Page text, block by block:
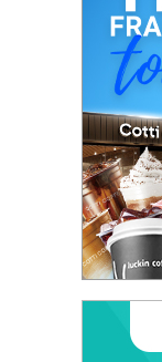
ไชส์
พร้อม
ทำเล
สำหรับ